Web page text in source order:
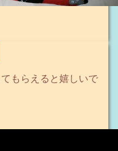
もらえると嬉しいで